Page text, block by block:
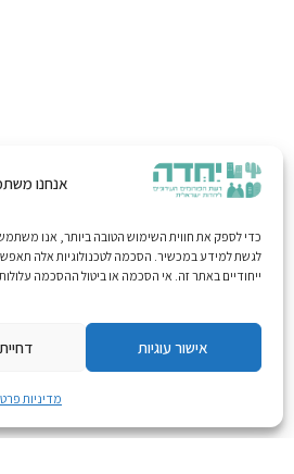
אנחנו
לגשת למידע במכשיר. הסכמה לטכנולוגיות אלה
ייחודיים באתר זה. אי הסכמה או ביטול ההסכמה
אישור עוגיות
מדיניות
צרו קשר